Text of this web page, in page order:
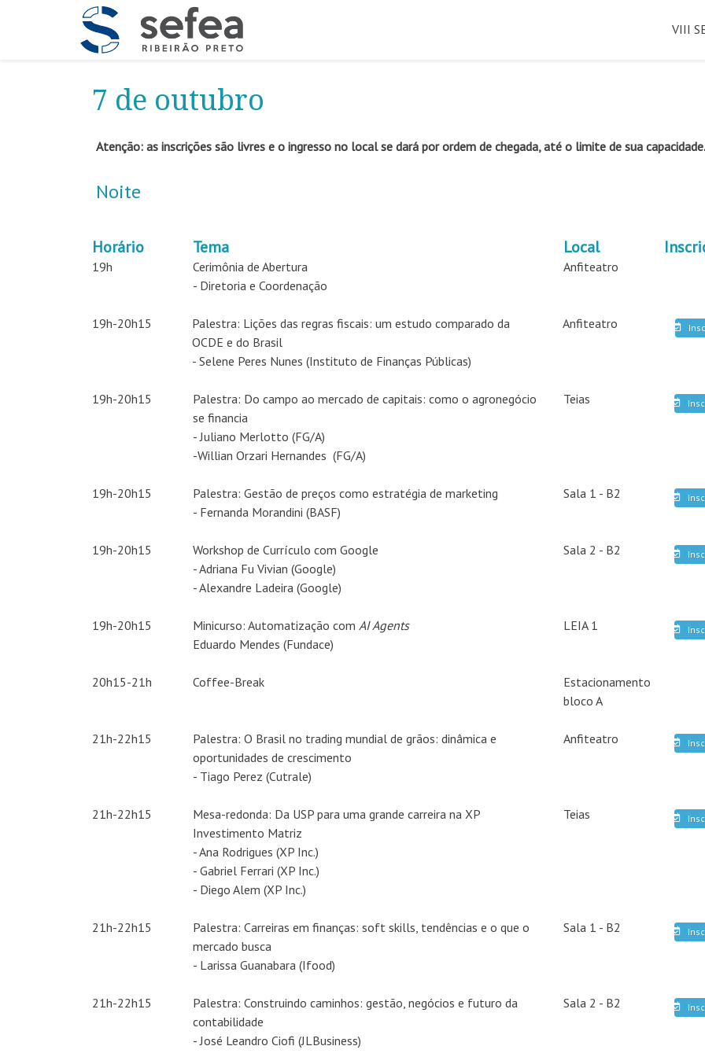
para
VIII
7 de outubro
Atenção: as inscrições são livres e o ingresso no local se dará por ordem de chegada, até o limite de sua capacidade.
Noite
Horário Tema Local
19h
Cerimônia de Abertura
- Diretoria e Coordenação
Anfiteatro
19h-20h15
Palestra: Lições das regras fiscais: um estudo comparado da
OCDE e do Brasil
- Selene Peres Nunes (Instituto de Finanças Públicas)
Anfiteatro
19h-20h15
Palestra: Do campo ao mercado de capitais: como o agronegócio
se financia
- Juliano Merlotto (FG/A)
-Willian Orzari Hernandes (FG/A)
Teias
19h-20h15
Palestra: Gestão de preços como estratégia de marketing
- Fernanda Morandini (BASF)
Sala 1 - B2
19h-20h15
Workshop de Currículo com Google
- Adriana Fu Vivian (Google)
- Alexandre Ladeira (Google)
Sala 2 - B2
19h-20h15 Minicurso: Automatização comAI Agents
Eduardo Mendes (Fundace)
LEIA 1
20h15-21h Coffee-Break
Estacionamento
bloco A
21h-22h15
Palestra: O Brasil no trading mundial de grãos: dinâmica e
oportunidades de crescimento
- Tiago Perez (Cutrale)
Anfiteatro
21h-22h15
Mesa-redonda: Da USP para uma grande carreira na XP
Investimento Matriz
- Ana Rodrigues (XP Inc.)
- Gabriel Ferrari (XP Inc.)
- Diego Alem (XP Inc.)
Teias
21h-22h15
Palestra: Carreiras em finanças: soft skills, tendências e o que o
mercado busca
- Larissa Guanabara (Ifood)
Sala 1 - B2
21h-22h15
Palestra: Construindo caminhos: gestão, negócios e futuro da
contabilidade
- José Leandro Ciofi (JLBusiness)
Sala 2 - B2